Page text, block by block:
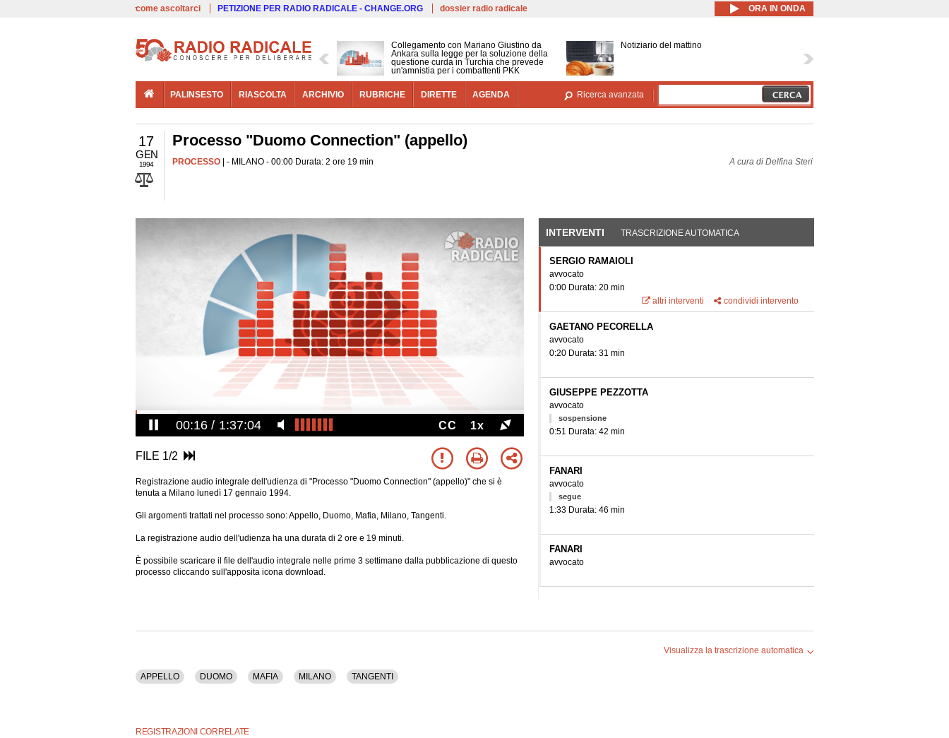
Salta al contenuto principale
come ascoltarci PETIZIONE PER RADIO RADICALE - CHANGE.ORG dossier radio radicale ORA IN ONDA
Collegamento con Mariano Giustino da
Ankara sulla legge per la soluzione della
questione curda in Turchia che prevede
un'amnistia per i combattenti PKK
Notiziario del mattino
PALINSESTO RIASCOLTA ARCHIVIO RUBRICHE DIRETTE AGENDA Ricerca avanzata
17
GEN
1994
Processo "Duomo Connection" (appello)
PROCESSO | - MILANO - 00:00 Durata: 2 ore 19 min A cura di Delfina Steri
00:17 1:37:04 CC 1x
FILE 1/2
Registrazione audio integrale dell'udienza di "Processo "Duomo Connection" (appello)" che si è
tenuta a Milano lunedì 17 gennaio 1994.
Gli argomenti trattati nel processo sono: Appello, Duomo, Mafia, Milano, Tangenti.
La registrazione audio dell'udienza ha una durata di 2 ore e 19 minuti.
È possibile scaricare il file dell'audio integrale nelle prime 3 settimane dalla pubblicazione di questo
processo cliccando sull'apposita icona download.
INTERVENTI (SCHEDA ATTIVA)
TRASCRIZIONE AUTOMATICA
SERGIO RAMAIOLI
avvocato
0:00 Durata: 20 min
altri interventi
condividi intervento
GAETANO PECORELLA
avvocato
0:20 Durata: 31 min
GIUSEPPE PEZZOTTA
avvocato
sospensione
0:51 Durata: 42 min
FANARI
avvocato
segue
1:33 Durata: 46 min
FANARI
avvocato
Visualizza la trascrizione automatica
APPELLO DUOMO MAFIA MILANO TANGENTI
REGISTRAZIONI CORRELATE